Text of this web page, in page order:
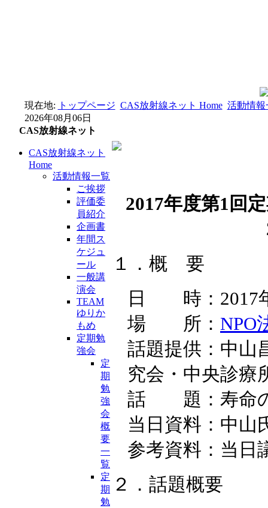
現在地: トップページ CAS放射線ネット Home 活動情報
2026年08月06日
CAS放射線ネット
CAS放射線ネット
Home
活動情報一覧
ご挨拶
評価委
員紹介
企画書
年間ス
ケジュ
ール
一般講
演会
TEAM
ゆりか
もめ
定期勉
強会
定
期
勉
強
会
概
要
一
覧
定
期
勉
2017年度第1回
１．概 要
日 時：2017
場 所： NPO
話題提供：中山
究会・中央診療
話 題：寿命の
当日資料：中山
参考資料：当日
２．話題概要